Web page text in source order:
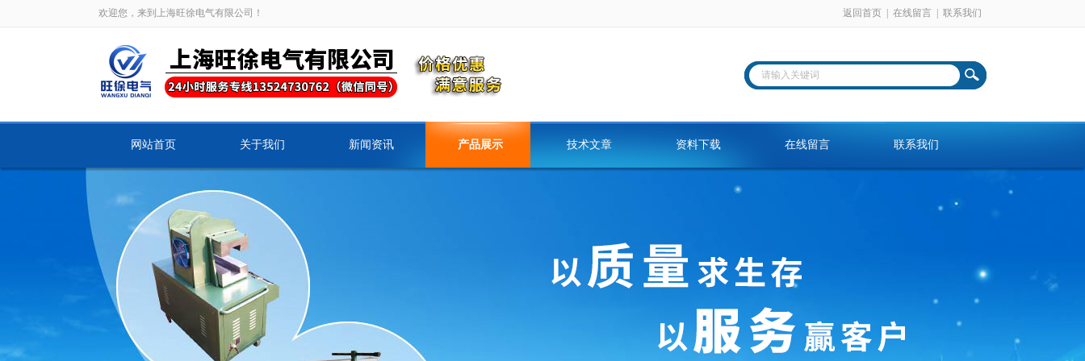
欢迎您，来到上海旺徐电气有限公司！ 返回首页 在线留言 联系我们
网站首页 关于我们 新闻资讯 产品展示 技术文章 资料下载 在线留言 联系我们